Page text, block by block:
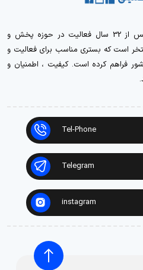
فروشگاه قطعات برودتی کاظمینی پس از 32 سال فعالیت در حوزه پخش و
است که بستری مناسب برای فعالیت و
فراهم کرده است. کیفیت ، اطمنیان و
Tel-Phone
Telegram
instagram